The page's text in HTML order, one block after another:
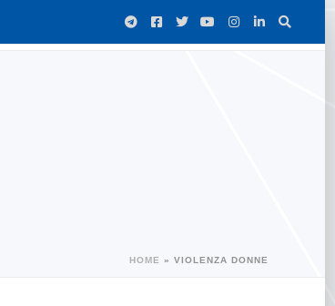
HOME » VIOLENZA DONNE